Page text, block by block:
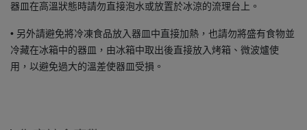
器皿在高溫狀態時請勿直接泡水或放置於冰涼的流理台上。
• 另外請避免將冷凍食品放入器皿中直接加熱，也請勿將盛有食物並
冷藏在冰箱中的器皿，由冰箱中取出後直接放入烤箱、微波爐使
用，以避免過大的溫差使器皿受損。